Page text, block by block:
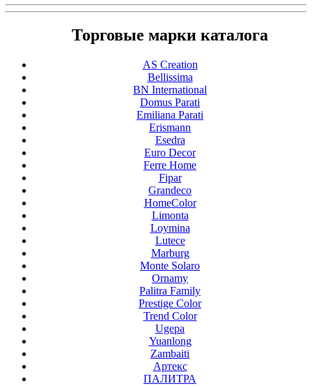
Торговые марки каталога
AS Creation
Bellissima
BN International
Domus Parati
Emiliana Parati
Erismann
Esedra
Euro Decor
Ferre Home
Fipar
Grandeco
HomeColor
Limonta
Loymina
Lutece
Marburg
Monte Solaro
Ornamy
Palitra Family
Prestige Color
Trend Color
Ugepa
Yuanlong
Zambaiti
Артекс
ПАЛИТРА